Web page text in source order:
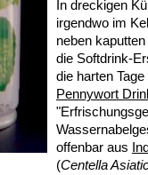
In dreckigen
irgendwo im
neben
die Softdrink-
die harten
Pennywort
offenbar aus
(Centella